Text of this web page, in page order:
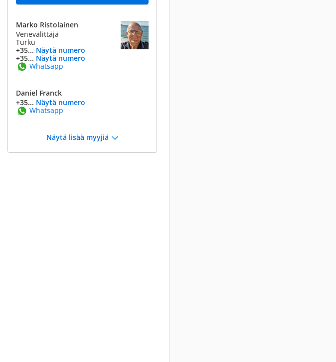
Marko Ristolainen
Venevälittäjä
Turku
+35... Näytä numero
+35... Näytä numero
Whatsapp
Daniel Franck
+35... Näytä numero
Whatsapp
Näytä lisää myyjiä